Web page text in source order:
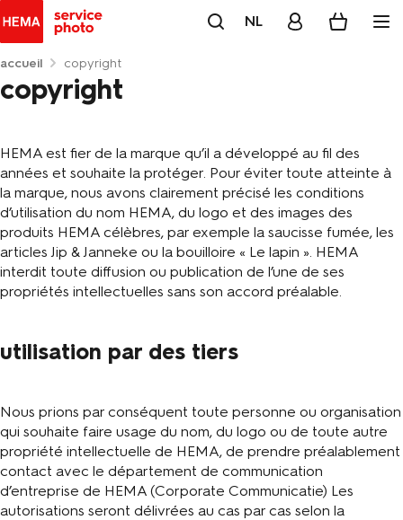
NL
accueil copyright
copyright
HEMA est fier de la marque qu’il a développé au fil des
années et souhaite la protéger. Pour éviter toute atteinte à
la marque, nous avons clairement précisé les conditions
d’utilisation du nom HEMA, du logo et des images des
produits HEMA célèbres, par exemple la saucisse fumée, les
articles Jip & Janneke ou la bouilloire « Le lapin ». HEMA
interdit toute diffusion ou publication de l’une de ses
propriétés intellectuelles sans son accord préalable.
utilisation par des tiers
Nous prions par conséquent toute personne ou organisation
qui souhaite faire usage du nom, du logo ou de toute autre
propriété intellectuelle de HEMA, de prendre préalablement
contact avec le département de communication
d’entreprise de HEMA (Corporate Communicatie) Les
autorisations seront délivrées au cas par cas selon la